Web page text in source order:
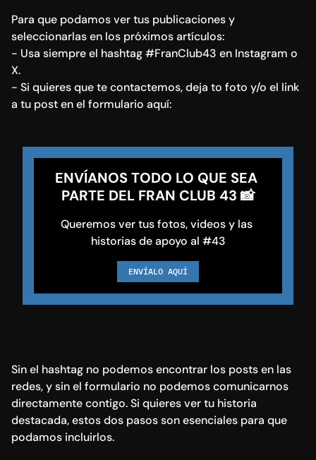
Para que podamos ver tus publicaciones y
seleccionarlas en los próximos artículos:
- Usa siempre el hashtag #FranClub43 en Instagram o
X.
- Si quieres que te contactemos, deja to foto y/o el link
a tu post en el formulario aquí:
ENVÍANOS TODO LO QUE SEA
PARTE DEL FRAN CLUB 43 📸
Queremos ver tus fotos, videos y las
historias de apoyo al #43
ENVÍALO AQUÍ
Sin el hashtag no podemos encontrar los posts en las
redes, y sin el formulario no podemos comunicarnos
directamente contigo. Si quieres ver tu historia
destacada, estos dos pasos son esenciales para que
podamos incluirlos.